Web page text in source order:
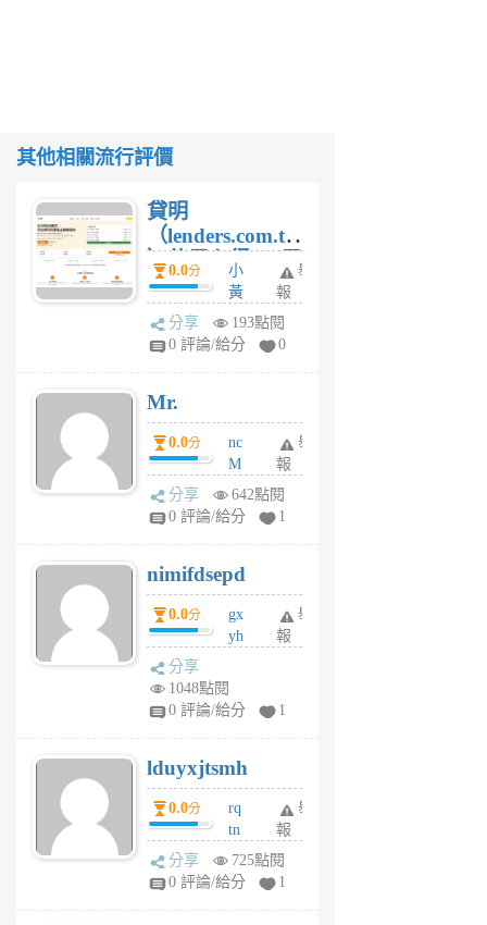
其他相關流行評價
貸明
（lenders.com.tw
）使用心得 — 民
間貸款比較平台
體驗
0.0分
小
黃
蜂
1
舉
報
分享
193點閱
0 評論/給分
0
Mr.
0.0分
nc
M
U
F
U
5
個
月
舉
報
分享
642點閱
0 評論/給分
1
nimifdsepd
0.0分
gx
yh
jl
月
前
舉
報
分享
1048點閱
0 評論/給分
1
lduyxjtsmh
0.0分
rq
tn
jt
gl
舉
報
分享
725點閱
0 評論/給分
1